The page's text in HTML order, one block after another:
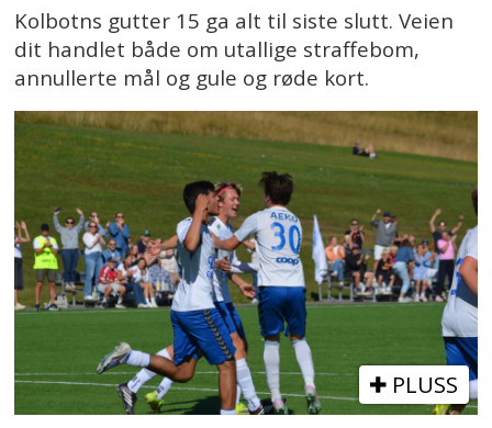
Kolbotns gutter 15 ga alt til siste slutt. Veien
dit handlet både om utallige straffebom,
annullerte mål og gule og røde kort.
PLUSS